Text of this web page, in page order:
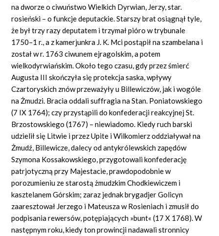
na dworze o ciwuństwo Wielkich Dyrwian, Jerzy, star.
rosieński – o funkcje deputackie. Starszy brat osiągnął tyle,
że był trzy razy deputatem i trzymał pióro w trybunale
1750–1 r., a z kamerjunkra J. K. Mci postąpił na szambelana i
został w r. 1763 ciwunem ejragolskim, a potem
wielkodyrwiańskim. Około tego czasu, gdy przez śmierć
Augusta III skończyła się protekcja saska, wpływy
Czartoryskich znów przeważyły u Billewiczów, jak i wogóle
na Żmudzi. Bracia oddali suffragia na Stan. Poniatowskiego
(7 IX 1764); czy przystąpili do konfederacji reakcyjnej St.
Brzostowskiego (1767) – niewiadomo. Kiedy ruch barski
udzielił się Litwie i przez Upite i Wilkomierz oddziaływał na
Żmudź, Billewicze, dalecy od antykrólewskich zapędów
Szymona Kossakowskiego, przygotowali konfederację
patrjotyczną przy Majestacie, prawdopodobnie w
porozumieniu ze starostą żmudzkim Chodkiewiczem i
kasztelanem Górskim; zaraz jednak brygadjer Golicyn
zaaresztował Jerzego i Mateusza w Rosieniach i zmusił do
podpisania rewersów, potępiających »bunt« (17 X 1768). W
następnym roku, kiedy ton prowincji nadawali stronnicy